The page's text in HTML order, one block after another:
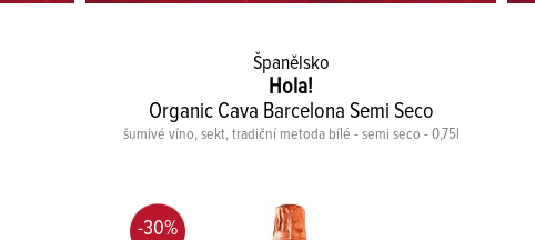
Španělsko
Hola!
Organic Cava Barcelona Semi Seco
šumivé víno, sekt, tradiční metoda bílé - semi seco - 0,75l
-30%